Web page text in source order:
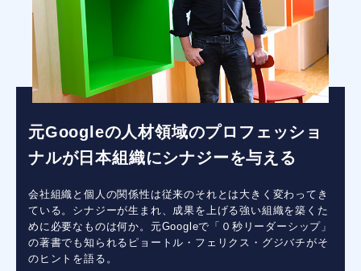
元Googleの人材領域のプロフェッショ
ナルが日本組織にシナジーを与える
会社組織と個人の関係性は従来のそれとは大きく変わってき
ている。シナジーが生まれ、成果を上げる強い組織を築くた
めに必要なものは何か。元Googleで「０秒リーダーシップ」
の著書でも知られるピョートル・フェリクス・グジバチがそ
のヒントを語る。